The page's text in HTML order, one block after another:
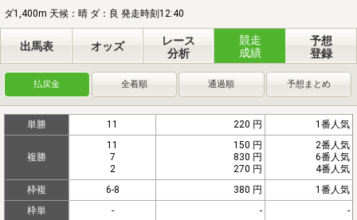
ダ1,400m 天候：晴 ダ：良 発走時刻12:40
出馬表 オッズ
レース
分析
競走
成績
予想
登録
払戻金 全着順 通過順 予想まとめ
単勝 11 220 円 1番人気
複勝
11
7
2
150 円
830 円
270 円
2番人気
6番人気
4番人気
枠複
6-8 380 円
1番人気
枠単
- -
-